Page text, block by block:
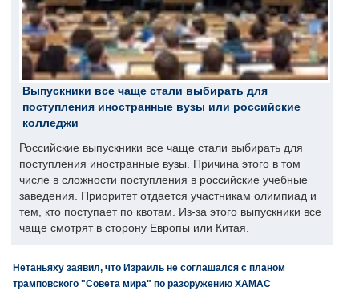
Выпускники все чаще стали выбирать для
поступления иностранные вузы или российские
колледжи
Российские выпускники все чаще стали выбирать для
поступления иностранные вузы. Причина этого в том
числе в сложности поступления в российские учебные
заведения. Приоритет отдается участникам олимпиад и
тем, кто поступает по квотам. Из-за этого выпускники все
чаще смотрят в сторону Европы или Китая.
Нетаньяху заявил, что Израиль не соглашался с планом
трамповского "Совета мира" по разоружению ХАМАС